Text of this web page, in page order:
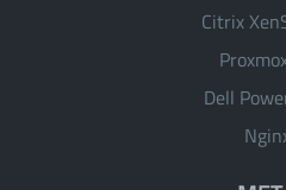
Citrix
Dell